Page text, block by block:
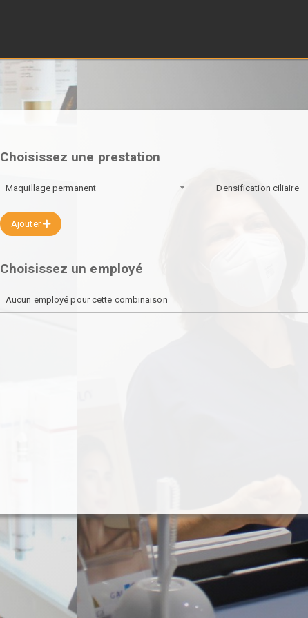
Choisissez une prestation
Maquillage permanent Densification ciliaire
Ajouter
Choisissez un employé
Aucun employé pour cette combinaison